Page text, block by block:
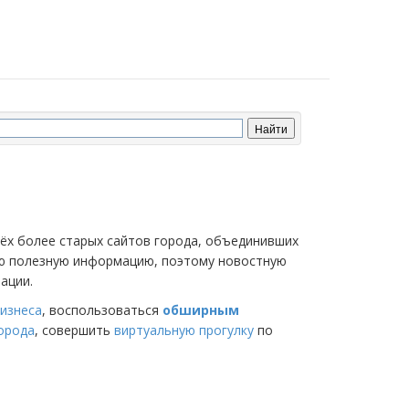
более старых сайтов города, объединивших
полезную информацию, поэтому новостную
, воспользоваться обширным
, совершить виртуальную прогулку по